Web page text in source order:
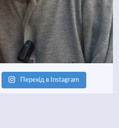
Перехід в Instagram